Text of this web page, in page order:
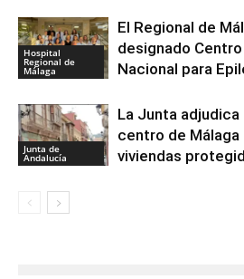
Hospital
Regional de
Málaga
El Regional de
designado
Nacional para
Junta de
Andalucía
La Junta
centro de
viviendas